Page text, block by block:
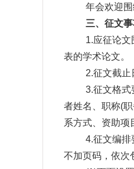
年会欢迎
三、征文
1.应征论
表的学术论文。
2.征文截止
3.征文格式
者姓名、职称(
系方式、资助项
4.征文编排
不加页码，依次